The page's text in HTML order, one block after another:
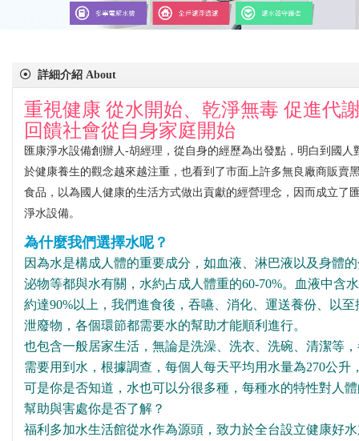
目
不
知
品
紹
留
更
詳細介紹 About
重視健康 從水開始、乾淨無毒 促進代
回饋社會從自身家庭開始
匯康淨水設備創辦人-胡經理，從自身的經歷為出發點，明白到國人
於健康養生的觀念越來越注重，也看到了市面上許多無良廠商販賣
食品，以為國人健康的生活方式做出貢獻的經營理念，因而成立了
淨水設備。
為什麼我們選擇水呢？
因為水是構成人體的重要成分，如血液、淋巴液以及身體
泌物等都與水有關，水約占成人體重的60-70%。血液中含
約達90%以上，我們進食後，吞嚥、消化、運送養份、以至
泄廢物，各個環節都需要水的幫助才能順利進行。
也包含一般居家生活，無論是洗澡、洗衣、洗碗、清潔等
需要用到水，根據調查，每個人每天平均用水量為270公升
可是你是否知道，水也可以分很多種，每種水的特性對人
幫助與害處你是否了解？
福利多加水生活館從水作為源頭，致力於全台設立健康好